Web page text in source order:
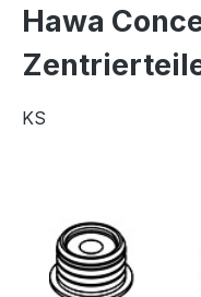
Hawa
KS